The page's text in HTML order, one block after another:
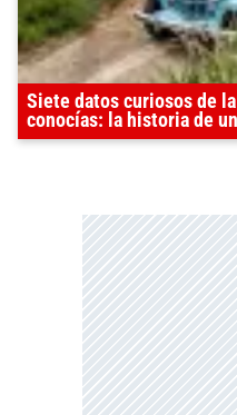
Siete datos curiosos de
conocías: la historia de